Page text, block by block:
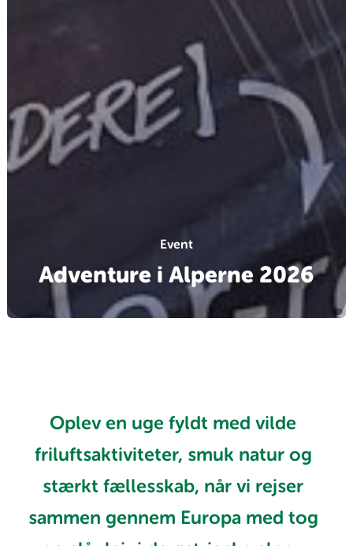
Event
Adventure i Alperne 2026
Oplev en uge fyldt med vilde
friluftsaktiviteter, smuk natur og
stærkt fællesskab, når vi rejser
sammen gennem Europa med tog